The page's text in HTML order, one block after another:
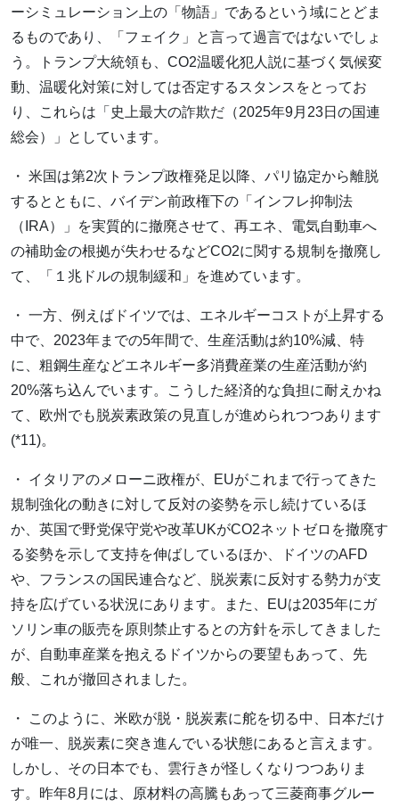
ーシミュレーション上の「物語」であるという域にとどま
るものであり、「フェイク」と言って過言ではないでしょ
う。トランプ大統領も、CO2温暖化犯人説に基づく気候変
動、温暖化対策に対しては否定するスタンスをとってお
り、これらは「史上最大の詐欺だ（2025年9月23日の国連
総会）」としています。
・ 米国は第2次トランプ政権発足以降、パリ協定から離脱
するとともに、バイデン前政権下の「インフレ抑制法
（IRA）」を実質的に撤廃させて、再エネ、電気自動車へ
の補助金の根拠が失わせるなどCO2に関する規制を撤廃し
て、「１兆ドルの規制緩和」を進めています。
・ 一方、例えばドイツでは、エネルギーコストが上昇する
中で、2023年までの5年間で、生産活動は約10%減、特
に、粗鋼生産などエネルギー多消費産業の生産活動が約
20%落ち込んでいます。こうした経済的な負担に耐えかね
て、欧州でも脱炭素政策の見直しが進められつつあります
(*11)。
・ イタリアのメローニ政権が、EUがこれまで行ってきた
規制強化の動きに対して反対の姿勢を示し続けているほ
か、英国で野党保守党や改革UKがCO2ネットゼロを撤廃す
る姿勢を示して支持を伸ばしているほか、ドイツのAFD
や、フランスの国民連合など、脱炭素に反対する勢力が支
持を広げている状況にあります。また、EUは2035年にガ
ソリン車の販売を原則禁止するとの方針を示してきました
が、自動車産業を抱えるドイツからの要望もあって、先
般、これが撤回されました。
・ このように、米欧が脱・脱炭素に舵を切る中、日本だけ
が唯一、脱炭素に突き進んでいる状態にあると言えます。
しかし、その日本でも、雲行きが怪しくなりつつありま
す。昨年8月には、原材料の高騰もあって三菱商事グルー